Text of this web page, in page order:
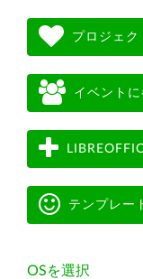
プロジェク
イベント
テンプレー
OSを選択